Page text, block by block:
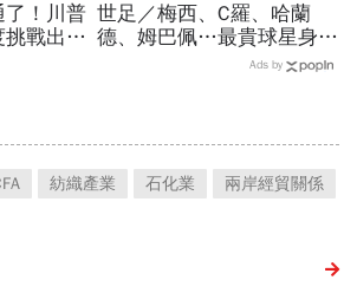
了！川普
戰出生
世足／梅西、C羅、哈蘭
德、姆巴佩…最貴球星身價
73億！選手排行出爐，法
Ads by
紡織產業 石化業 兩岸經貿關係